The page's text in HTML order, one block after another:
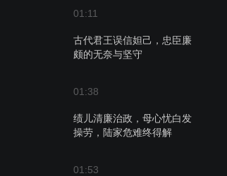
01:11
古代君王误信妲己，忠臣廉
颇的无奈与坚守
01:38
绩儿清廉治政，母心忧白发
操劳，陆家危难终得解
01:53